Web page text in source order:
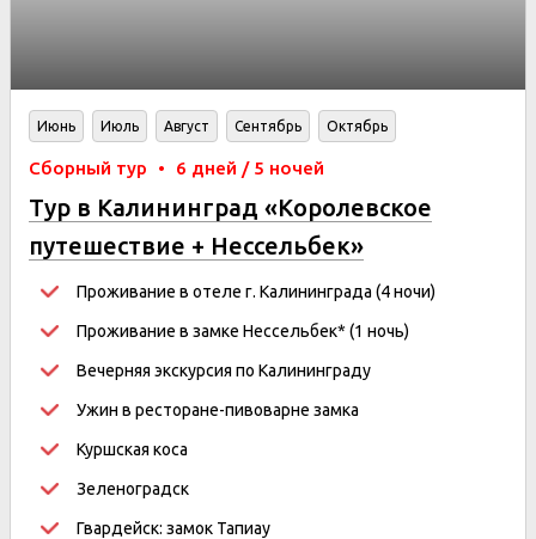
Июнь Июль Август Сентябрь Октябрь
Сборный тур • 6 дней / 5 ночей
Тур в Калининград «Королевское
путешествие + Нессельбек»
Проживание в отеле г. Калининграда (4 ночи)
Проживание в замке Нессельбек* (1 ночь)
Вечерняя экскурсия по Калининграду
Ужин в ресторане-пивоварне замка
Куршская коса
Зеленоградск
Гвардейск: замок Тапиау